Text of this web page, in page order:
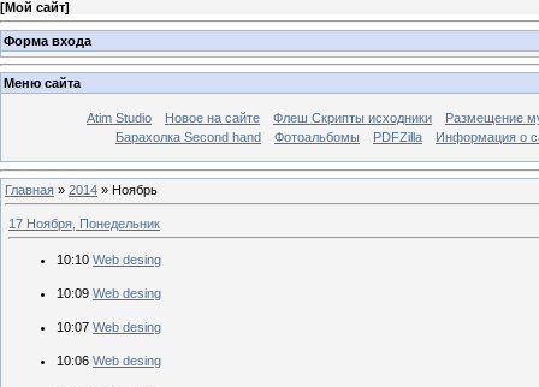
[Мой сайт]
Форма входа
Меню сайта
Atim Studio Новое на сайте Флеш Скрипты исходники
Размещение
Барахолка Second hand
Фотоальбомы PDFZilla Информация о
Главная » 2014 » Ноябрь
17 Ноября, Понедельник
10:10 Web desing
10:09 Web desing
10:07 Web desing
10:06 Web desing